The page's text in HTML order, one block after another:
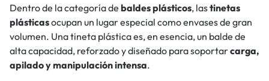
Dentro de la categoría de baldes plásticos, lastinetas
plásticasocupan un lugar especial como envases de gran
volumen. Una tineta plástica es, en esencia, un balde de
alta capacidad, reforzado y diseñado para soportarcarga,
apilado y manipulación intensa.